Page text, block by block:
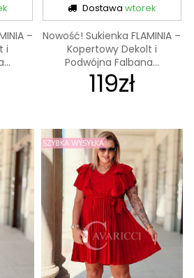
–
i
Dostawa wtorek
Nowość! Sukienka FLAMINIA –
Kopertowy Dekolt i
Podwójna Falbana...
119zł